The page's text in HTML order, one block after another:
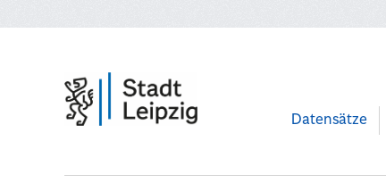
Datensätze